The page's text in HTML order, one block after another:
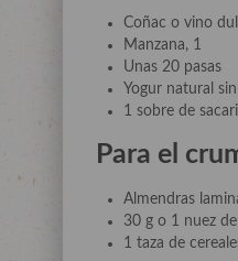
Coñac o vino
Manzana, 1
Unas 20 pasas
Yogur natural
1 sobre de
Para el
Almendras
30 g o 1 nuez
1 taza de